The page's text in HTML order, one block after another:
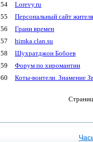
54
Lorevy.ru
55
Персональный сайт
56
Грани времен
57
himka.clan.su
58
Шухратджон Бобоев
59
Форум по хиромантии
60
Коты-воители. Знамение